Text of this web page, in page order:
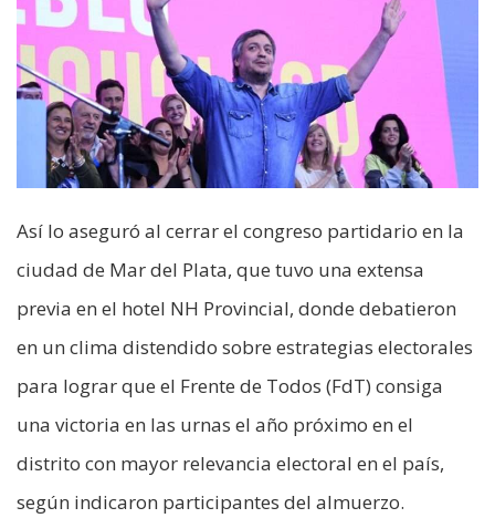
Así lo aseguró al cerrar el congreso partidario en la
ciudad de Mar del Plata, que tuvo una extensa
previa en el hotel NH Provincial, donde debatieron
en un clima distendido sobre estrategias electorales
para lograr que el Frente de Todos (FdT) consiga
una victoria en las urnas el año próximo en el
distrito con mayor relevancia electoral en el país,
según indicaron participantes del almuerzo.